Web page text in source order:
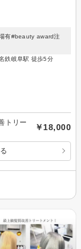
有#beauty award注
鉄岐阜駅 徒歩5分
トリー
￥18,000